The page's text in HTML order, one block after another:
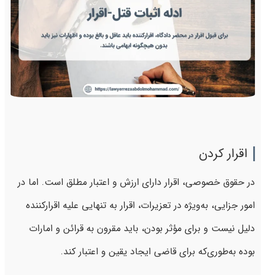
اقرار کردن
در حقوق خصوصی، اقرار دارای ارزش و اعتبار مطلق است. اما در
امور جزایی، به‌ویژه در تعزیرات، اقرار به ‌تنهایی علیه اقرارکننده
دلیل نیست و برای مؤثر بودن، باید مقرون به قرائن و امارات
بوده به‌طوری‌که برای قاضی ایجاد یقین و اعتبار کند.